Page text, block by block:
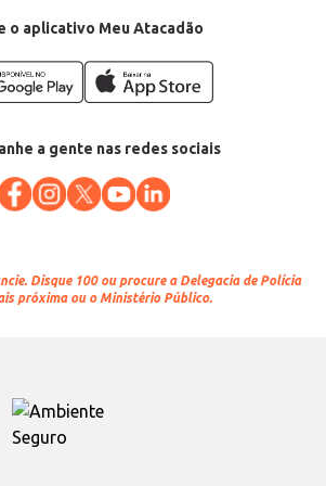
o aplicativo Meu Atacadão
a gente nas redes sociais
Disque 100 ou procure a Delegacia de Polícia
próxima ou o Ministério Público.